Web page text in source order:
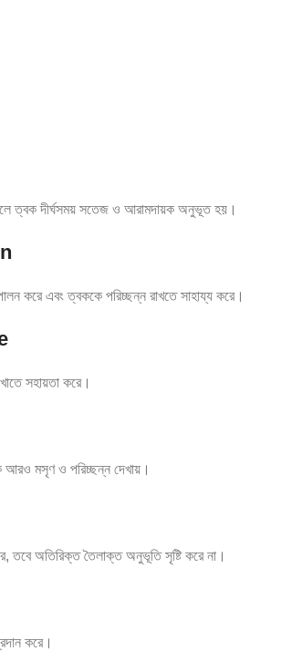
ত্বক দীর্ঘসময় সতেজ ও আরামদায়ক অনুভূত হয়।
করে এবং ত্বককে পরিচ্ছন্ন রাখতে সাহায্য করে।
সহায়তা করে।
আরও মসৃণ ও পরিচ্ছন্ন দেখায়।
তবে অতিরিক্ত তৈলাক্ত অনুভূতি সৃষ্টি করে না।
করে।